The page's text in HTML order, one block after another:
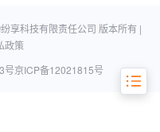
享科技有限责任公司 版本所有 |
政策
号京ICP备12021815号